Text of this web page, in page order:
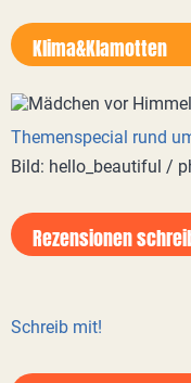
Klima&Klamotten
Themenspecial rund
Bild: hello_beautiful /
Rezensionen
Schreib mit!